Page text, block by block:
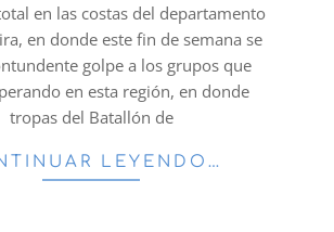
en las costas del departamento
en donde este fin de semana se
golpe a los grupos que
en esta región, en donde
tropas del Batallón de
LEYENDO…